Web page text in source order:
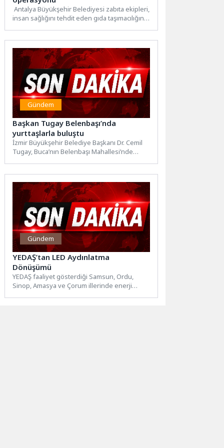
Antalya Büyükşehir Belediyesi zabıta ekipleri,
insan sağlığını tehdit eden gıda taşımacılığına
Gündem
Başkan Tugay Belenbaşı’nda
yurttaşlarla buluştu
İzmir Büyükşehir Belediye Başkanı Dr. Cemil
Tugay, Buca’nın Belenbaşı Mahallesi’nde
Gündem
YEDAŞ’tan LED Aydınlatma
Dönüşümü
YEDAŞ faaliyet gösterdiği Samsun, Ordu,
Sinop, Amasya ve Çorum illerinde enerji